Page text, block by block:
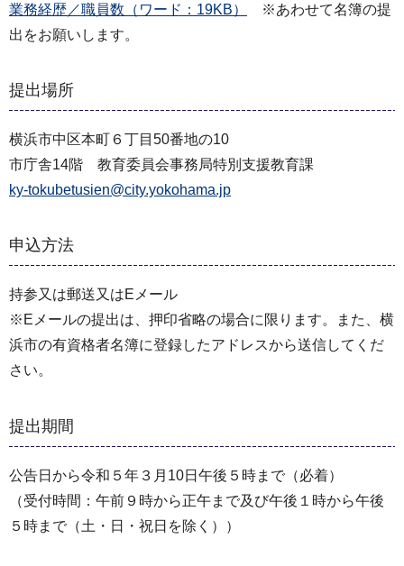
業務経歴／職員数（ワード：19KB）
※あわせて名簿の提
出をお願いします。
提出場所
横浜市中区本町６丁目50番地の10
市庁舎14階 教育委員会事務局特別支援教育課
ky-tokubetusien@city.yokohama.jp
申込方法
持参又は郵送又はEメール
※Eメールの提出は、押印省略の場合に限ります。また、横
浜市の有資格者名簿に登録したアドレスから送信してくだ
さい。
提出期間
公告日から令和５年３月10日午後５時まで（必着）
（受付時間：午前９時から正午まで及び午後１時から午後
５時まで（土・日・祝日を除く））